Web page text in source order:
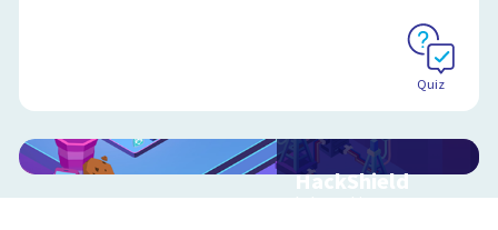
Quiz
HackShield
Interactieve